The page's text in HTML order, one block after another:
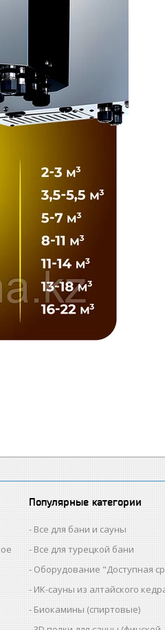
Популярные категории
Все для бани и сауны
Все для турецкой бани
Оборудование "Доступная
ИК-сауны из алтайского
Биокамины (спиртовые)